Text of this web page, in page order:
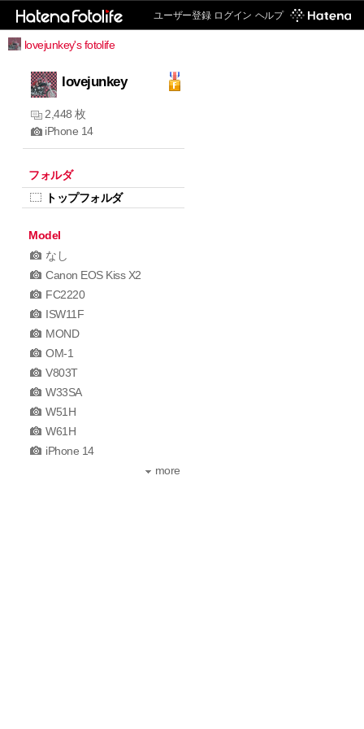
ユーザー登録 ログイン ヘルプ
lovejunkey's fotolife
lovejunkey
2,448 枚
iPhone 14
フォルダ
トップフォルダ
Model
なし
Canon EOS Kiss X2
FC2220
ISW11F
MOND
OM-1
V803T
W33SA
W51H
W61H
iPhone 14
more